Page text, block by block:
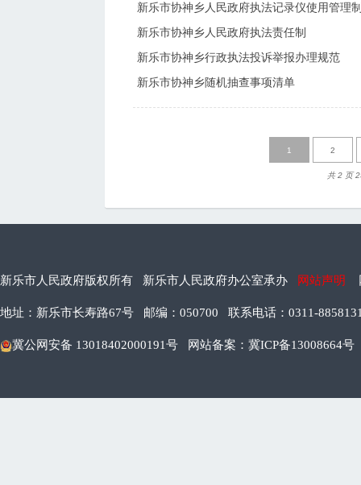
新乐市协神乡人民政府执法记录仪使用管理
新乐市协神乡人民政府执法责任制
新乐市协神乡行政执法投诉举报办理规范
新乐市协神乡随机抽查事项清单
1 2
共 2 页